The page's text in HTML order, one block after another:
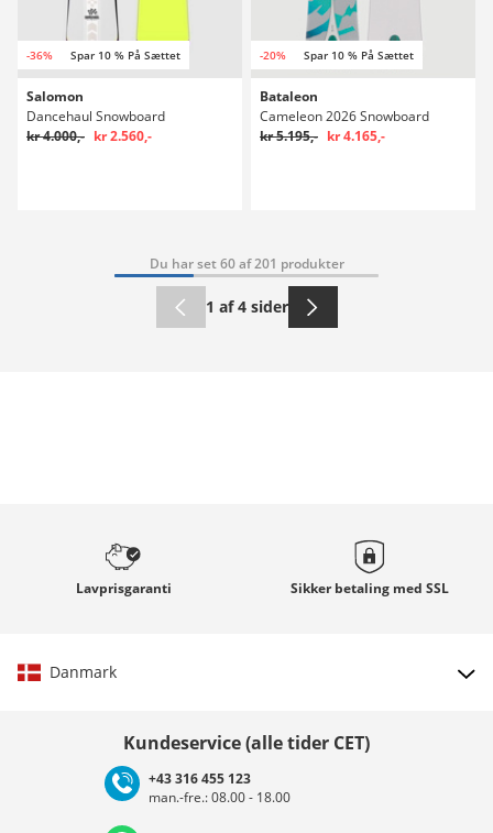
-36% Spar 10 % På Sættet
Salomon
Dancehaul Snowboard
kr 4.000,- kr 2.560,-
-20% Spar 10 % På Sættet
Bataleon
Cameleon 2026 Snowboard
kr 5.195,- kr 4.165,-
Du har set 60 af 201 produkter
1 af 4 sider
Lavprisgaranti Sikker betaling med SSL
Danmark
Deutschland Österreich
Kundeservice (alle tider CET)
+43 316 455 123
man.-fre.: 08.00 - 18.00